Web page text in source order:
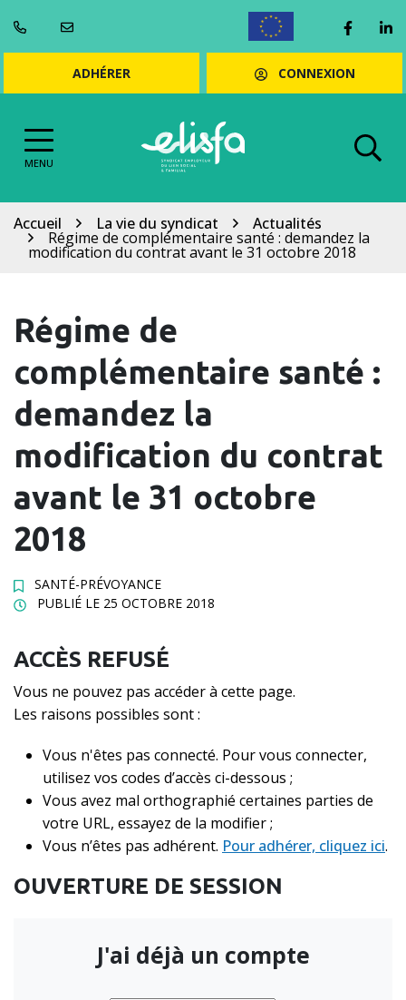
au
contenu
Lien
ADHÉRER CONNEXION
MENU
Accueil La vie du syndicat Actualités
Régime de complémentaire santé : demandez la
modification du contrat avant le 31 octobre 2018
Régime de
complémentaire santé :
demandez la
modification du contrat
avant le 31 octobre
2018
SANTÉ-PRÉVOYANCE
PUBLIÉ LE 25 OCTOBRE 2018
ACCÈS REFUSÉ
Vous ne pouvez pas accéder à cette page.
Les raisons possibles sont :
Vous n'êtes pas connecté. Pour vous connecter,
utilisez vos codes d’accès ci-dessous ;
Vous avez mal orthographié certaines parties de
votre URL, essayez de la modifier ;
Vous n’êtes pas adhérent. Pour adhérer, cliquez ici.
OUVERTURE DE SESSION
J'ai déjà un compte